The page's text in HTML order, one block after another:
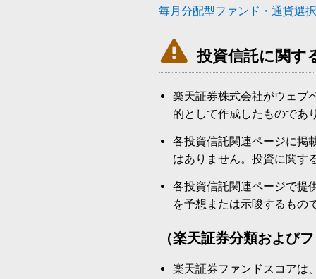
毎月分配型ファンド・通貨選
 投資信託に関す
楽天証券株式会社がウェブ
的として作成したものであ
各投資信託関連ページに掲
はありません。投資に関す
各投資信託関連ページで提
を予想または示唆するもの
（楽天証券分類および
楽天証券ファンドスコアは